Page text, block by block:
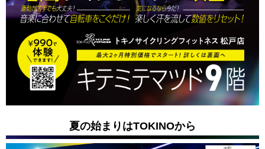
夏の始まりはTOKINOから